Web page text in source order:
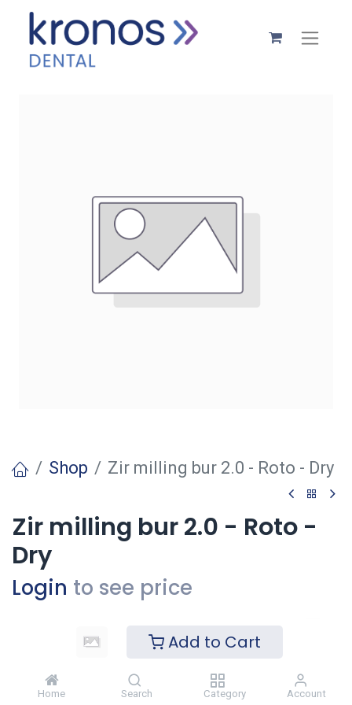
Add to Cart
Home Search Category Account
Shop Zir milling bur 2.0 - Roto - Dry
Zir milling bur 2.0 - Roto -
Dry
Login to see price
Voeg toe
Toevoegen aan verlanglijst